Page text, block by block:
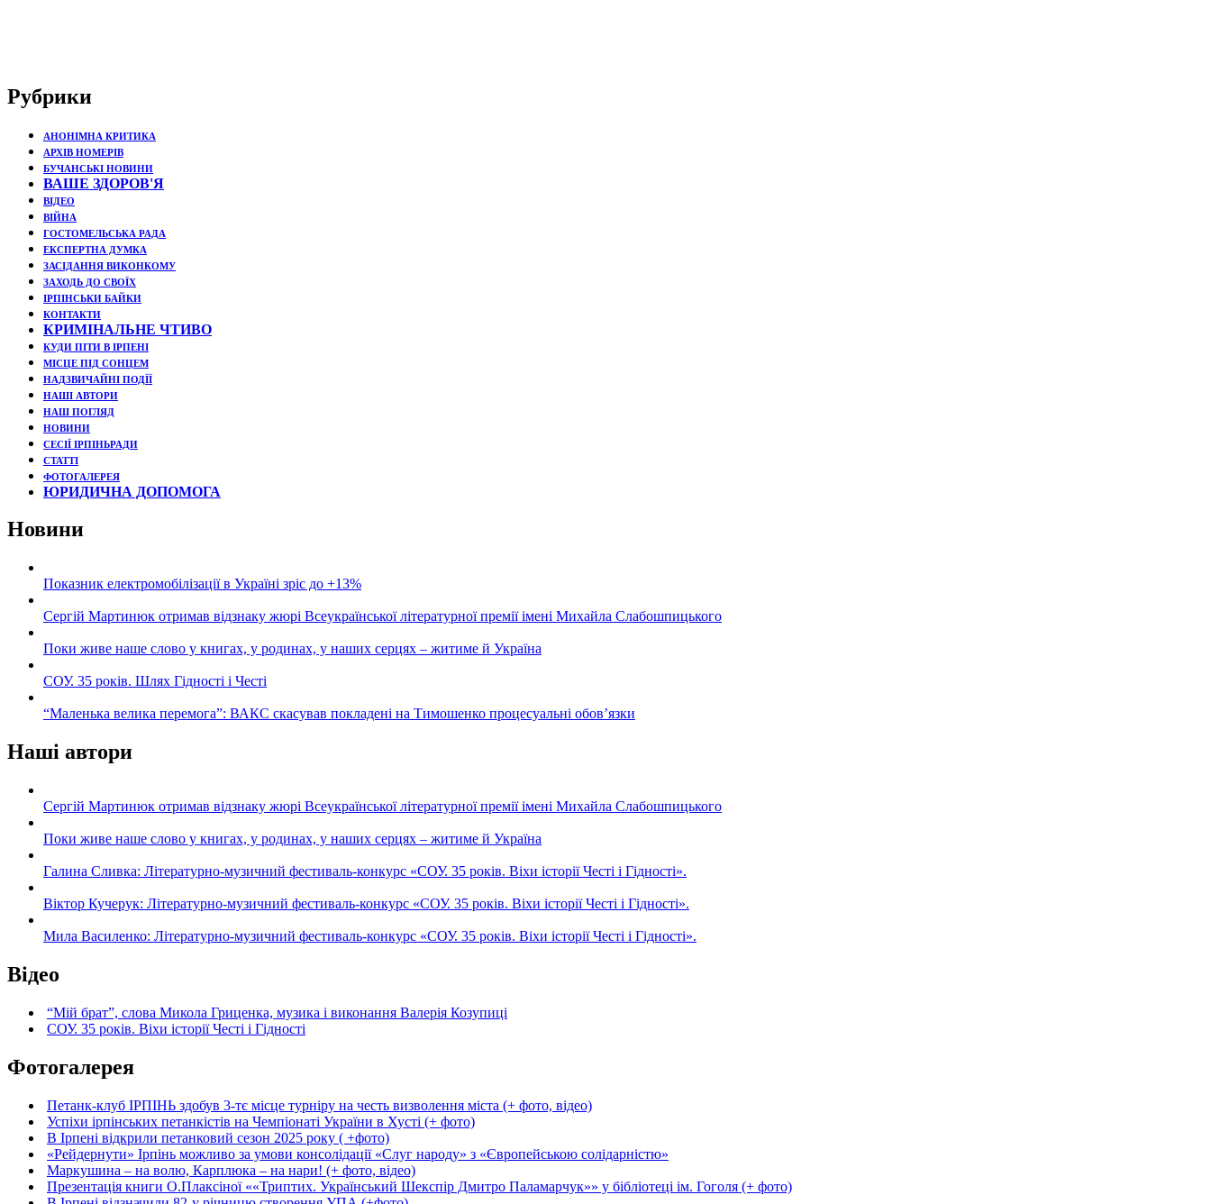
Рубрики
АНОНІМНА КРИТИКА
АРХІВ НОМЕРІВ
БУЧАНСЬКІ НОВИНИ
ВАШЕ ЗДОРОВ'Я
ВІДЕО
ВІЙНА
ГОСТОМЕЛЬСЬКА РАДА
ЕКСПЕРТНА ДУМКА
ЗАСІДАННЯ ВИКОНКОМУ
ЗАХОДЬ ДО СВОЇХ
ІРПІНСЬКИ БАЙКИ
КОНТАКТИ
КРИМІНАЛЬНЕ ЧТИВО
КУДИ ПІТИ В ІРПЕНІ
МІСЦЕ ПІД СОНЦЕМ
НАДЗВИЧАЙНІ ПОДЇЇ
НАШІ АВТОРИ
НАШ ПОГЛЯД
НОВИНИ
СЕСІЇ ІРПІНЬРАДИ
СТАТТІ
ФОТОГАЛЕРЕЯ
ЮРИДИЧНА ДОПОМОГА
Новини
Показник електромобілізації в Україні зріс до +13%
Сергій Мартинюк отримав відзнаку жюрі Всеукраїнської літературної премії імені Михайла Слабошпицького
Поки живе наше слово у книгах, у родинах, у наших серцях – житиме й Україна
СОУ. 35 років. Шлях Гідності і Честі
“Маленька велика перемога”: ВАКС скасував покладені на Тимошенко процесуальні обов’язки
Наші автори
Сергій Мартинюк отримав відзнаку жюрі Всеукраїнської літературної премії імені Михайла Слабошпицького
Поки живе наше слово у книгах, у родинах, у наших серцях – житиме й Україна
Галина Сливка: Літературно-музичний фестиваль-конкурс «СОУ. 35 років. Віхи історії Честі і Гідності».
Віктор Кучерук: Літературно-музичний фестиваль-конкурс «СОУ. 35 років. Віхи історії Честі і Гідності».
Мила Василенко: Літературно-музичний фестиваль-конкурс «СОУ. 35 років. Віхи історії Честі і Гідності».
Відео
“Мій брат”, слова Микола Гриценка, музика і виконання Валерія Козупиці
СОУ. 35 років. Віхи історії Честі і Гідності
Фотогалерея
Петанк-клуб ІРПІНЬ здобув 3-тє місце турніру на честь визволення міста (+ фото, відео)
Успіхи ірпінських петанкістів на Чемпіонаті України в Хусті (+ фото)
В Ірпені відкрили петанковий сезон 2025 року ( +фото)
«Рейдернути» Ірпінь можливо за умови консолідації «Слуг народу» з «Європейською солідарністю»
Маркушина – на волю, Карплюка – на нари! (+ фото, відео)
Презентація книги О.Плаксіної ««Триптих. Український Шекспір Дмитро Паламарчук»» у бібліотеці ім. Гоголя (+ фото)